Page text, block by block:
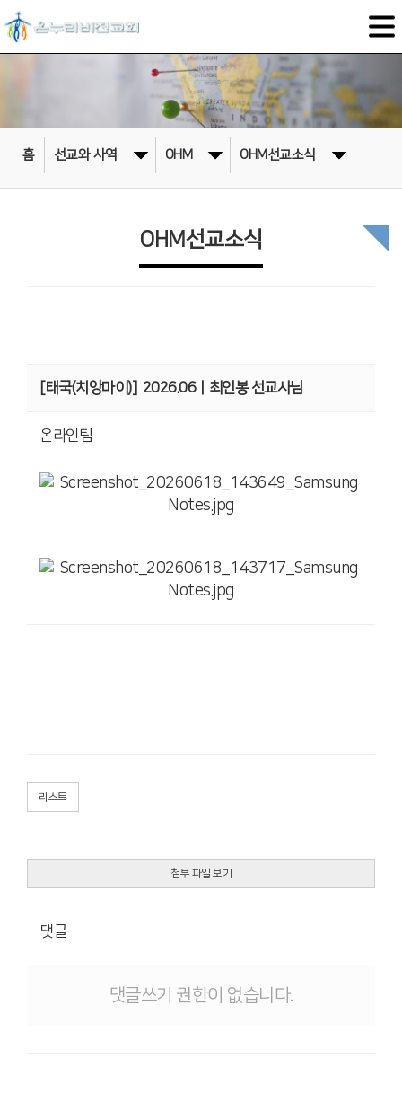
홈 선교와 사역 OHM OHM선교소식
OHM선교소식
[태국(치앙마이)] 2026.06ㅣ최인봉 선교사님
온라인팀
리스트
첨부 파일 보기
댓글
댓글쓰기 권한이 없습니다.